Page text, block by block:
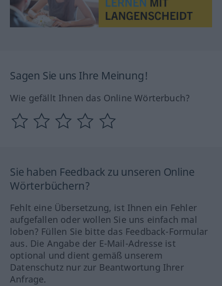
Sagen Sie uns Ihre Meinung!
Wie gefällt Ihnen das Online Wörterbuch?
Sie haben Feedback zu unseren Online
Wörterbüchern?
Fehlt eine Übersetzung, ist Ihnen ein Fehler
aufgefallen oder wollen Sie uns einfach mal
loben? Füllen Sie bitte das Feedback-Formular
aus. Die Angabe der E-Mail-Adresse ist
optional und dient gemäß unserem
Datenschutz nur zur Beantwortung Ihrer
Anfrage.